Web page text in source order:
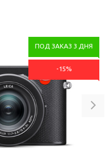
ПОД ЗАКАЗ 3 ДНЯ
-15%